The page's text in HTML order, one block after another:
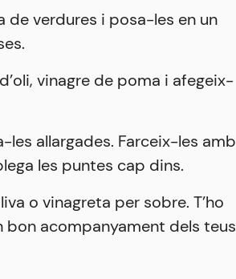
de verdures i posa-les en un
vinagre de poma i afegeix-
allargades. Farceix-les amb
les puntes cap dins.
o vinagreta per sobre. T’ho
acompanyament dels teus